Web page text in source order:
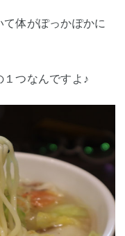
体がぽっかぽかに
つなんですよ♪